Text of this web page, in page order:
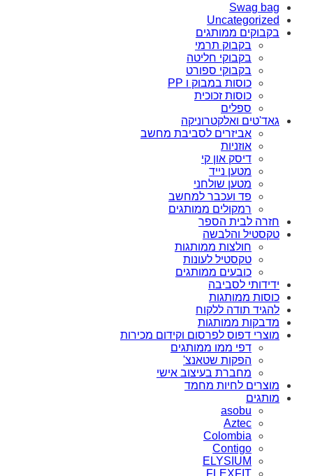
Swag bag
Uncategorized
בקבוקים ממותגים
בקבוק תרמי
בקבוקי חליטה
בקבוקי ספורט
כוסות במבוק ו PP
כוסות זכוכית
ספלים
גאד'טים ואלקטרוניקה
אביזרים לסביבת מחשב
אוזניות
דיסק און קי
מטען נייד
מטען שולחני
פד ועכבר למחשב
רמקולים ממותגים
חזרה לבית הספר
טקסטיל והלבשה
חולצות ממותגות
טקסטיל לעונות
כובעים ממותגים
ידידותי לסביבה
כוסות ממותגות
להגיד תודה ללקוח
מדבקות ממותגות
מוצרי דפוס לפרסום וקידום מכירות
דפי ממו ממותגים
הפקות שטאנצ'
מחברת בעיצוב אישי
מוצרים לחיות מחמד
מותגים
asobu
Aztec
Colombia
Contigo
ELYSIUM
FLEXFIT